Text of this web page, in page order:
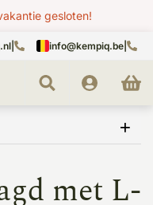
gesloten!
info@kempiq.be
met L-